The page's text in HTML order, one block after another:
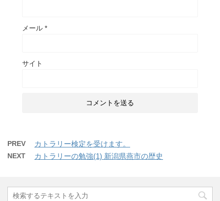
メール *
サイト
PREV カトラリー検定を受けます。
NEXT カトラリーの勉強(1) 新潟県燕市の歴史